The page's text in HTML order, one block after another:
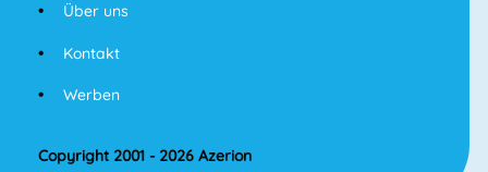
Über uns
Kontakt
Werben
Copyright 2001 - 2026 Azerion